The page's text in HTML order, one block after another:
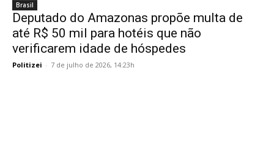
Brasil
Deputado do Amazonas propõe multa de
até R$ 50 mil para hotéis que não
verificarem idade de hóspedes
Politizei - 7 de julho de 2026, 14:23h